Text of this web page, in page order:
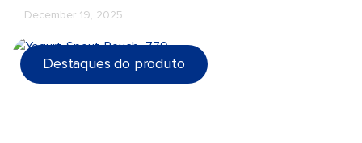
eficiência e reciclabilidade, oferecendo uma solução de
embalagem preparada para o futuro para alimentos
December 19, 2025
Destaques do produto